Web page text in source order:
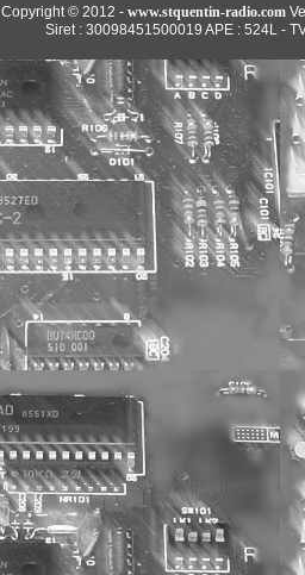
Copyright © 2012 - www.stquentin-radio.com
Siret : 30098451500019 APE : 524L -